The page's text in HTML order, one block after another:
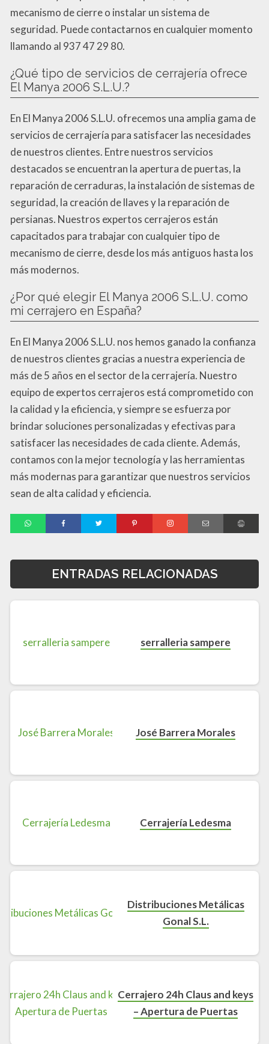
mecanismo de cierre o instalar un sistema de
seguridad. Puede contactarnos en cualquier momento
llamando al 937 47 29 80.
¿Qué tipo de servicios de cerrajería ofrece
El Manya 2006 S.L.U.?
En El Manya 2006 S.L.U. ofrecemos una amplia gama de
servicios de cerrajería para satisfacer las necesidades
de nuestros clientes. Entre nuestros servicios
destacados se encuentran la apertura de puertas, la
reparación de cerraduras, la instalación de sistemas de
seguridad, la creación de llaves y la reparación de
persianas. Nuestros expertos cerrajeros están
capacitados para trabajar con cualquier tipo de
mecanismo de cierre, desde los más antiguos hasta los
más modernos.
¿Por qué elegir El Manya 2006 S.L.U. como
mi cerrajero en España?
En El Manya 2006 S.L.U. nos hemos ganado la confianza
de nuestros clientes gracias a nuestra experiencia de
más de 5 años en el sector de la cerrajería. Nuestro
equipo de expertos cerrajeros está comprometido con
la calidad y la eficiencia, y siempre se esfuerza por
brindar soluciones personalizadas y efectivas para
satisfacer las necesidades de cada cliente. Además,
contamos con la mejor tecnología y las herramientas
más modernas para garantizar que nuestros servicios
sean de alta calidad y eficiencia.
ENTRADAS RELACIONADAS
serralleria sampere
José Barrera Morales
Cerrajería Ledesma
Distribuciones Metálicas
Gonal S.L.
Cerrajero 24h Claus and keys
– Apertura de Puertas